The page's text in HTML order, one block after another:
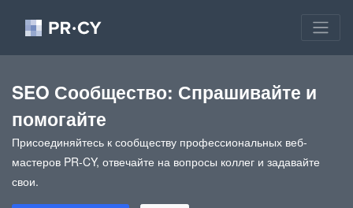
SEO Сообщество: Спрашивайте и
помогайте
Присоединяйтесь к сообществу профессиональных веб-
мастеров PR-CY, отвечайте на вопросы коллег и задавайте
свои.